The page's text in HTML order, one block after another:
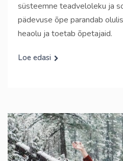
süsteemne teadveloleku ja
pädevuse õpe parandab
heaolu ja toetab õpetajaid.
Loe edasi